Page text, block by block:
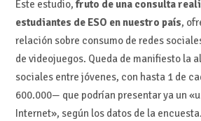
Este estudio,fruto de una consulta
estudiantes de ESO en nuestro país,
relación sobre consumo de redes
de videojuegos. Queda de manifiesto la
sociales entre jóvenes, con hasta 1 de
600.000— que podrían presentar ya un
Internet», según los datos de la